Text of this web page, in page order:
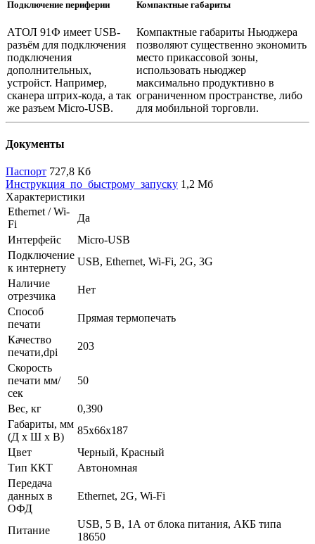
Подключение периферии
АТОЛ 91Ф имеет USB-
разъём для подключения
подключения
дополнительных,
устройст. Например,
сканера штрих-кода, а так
же разъем Micro-USB.
Компактные габариты
Компактные габариты Ньюджера
позволяют существенно экономить
место прикассовой зоны,
использовать ньюджер
максимально продуктивно в
ограниченном пространстве, либо
для мобильной торговли.
Документы
Паспорт 727,8 Кб
Инструкция_по_быстрому_запуску 1,2 Мб
Характеристики
Ethernet / Wi-
Fi
Да
Интерфейс
Micro-USB
Подключение
к интернету
USB, Ethernet, Wi-Fi, 2G, 3G
Наличие
отрезчика
Нет
Способ
печати
Прямая термопечать
Качество
печати,dpi
203
Скорость
печати мм/
сек
50
Вес, кг
0,390
Габариты, мм
(Д x Ш x В)
85х66х187
Цвет
Черный, Красный
Тип ККТ
Автономная
Передача
данных в
ОФД
Ethernet, 2G, Wi-Fi
Питание
USB, 5 B, 1А от блока питания, АКБ типа
18650